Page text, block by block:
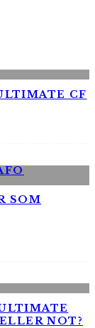
CF
SOM
NOT?